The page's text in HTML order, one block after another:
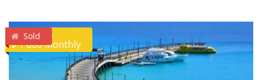
Аренда
$ 1 000 Monthly
Sold